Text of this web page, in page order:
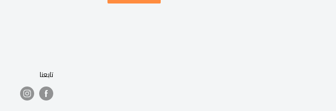
تابعنا